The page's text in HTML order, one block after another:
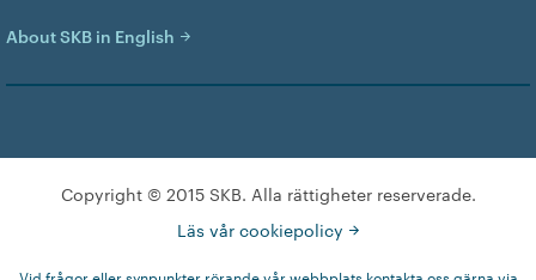
About SKB in English
Copyright © 2015 SKB. Alla rättigheter reserverade.
Läs vår cookiepolicy